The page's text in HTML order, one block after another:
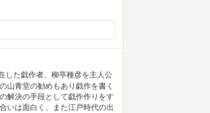
した戯作者、柳亭種彦を主人公
山青堂の勧めもあり戯作を書く
解決の手段として戯作作りをす
いは面白く、また江戸時代の出